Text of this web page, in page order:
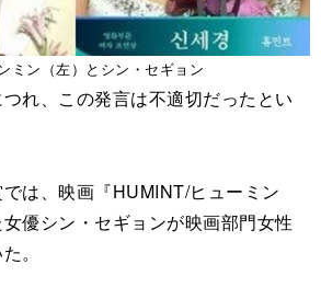
ミン（左）とシン・セギョン
れ、この発言は不適切だったとい
は、映画『HUMINT/ヒューミン
優シン・セギョンが映画部門女性
。